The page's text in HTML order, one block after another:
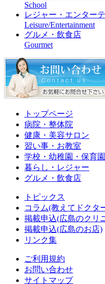
School
レジャー・エンター
Leisure/Entertainment
グルメ・飲食店
Gourmet
トップページ
病院・整体院
健康・美容サロン
習い事・お教室
学校・幼稚園・保育園
暮らし・レジャー
グルメ・飲食店
トピックス
コラム(教えてドクタ
掲載申込(広島のクリ
掲載申込(広島のお店)
リンク集
ご利用規約
お問い合わせ
サイトマップ